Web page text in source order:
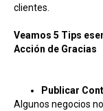
clientes.
Veamos 5 Tips
Acción de Gracias
Publicar
Algunos negocios